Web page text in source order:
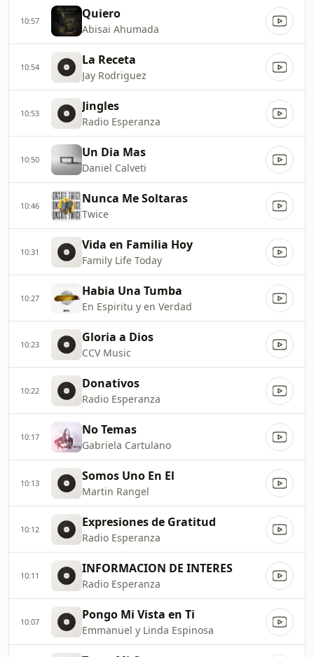
10:57 Quiero
Abisai Ahumada
10:54 La Receta
Jay Rodriguez
10:53 Jingles
Radio Esperanza
10:50 Un Dia Mas
Daniel Calveti
10:46 Nunca Me Soltaras
Twice
10:31 Vida en Familia Hoy
Family Life Today
10:27 Habia Una Tumba
En Espiritu y en Verdad
10:23 Gloria a Dios
CCV Music
10:22 Donativos
Radio Esperanza
10:17 No Temas
Gabriela Cartulano
10:13 Somos Uno En El
Martin Rangel
10:12 Expresiones de Gratitud
Radio Esperanza
10:11 INFORMACION DE INTERES
Radio Esperanza
10:07 Pongo Mi Vista en Ti
Emmanuel y Linda Espinosa